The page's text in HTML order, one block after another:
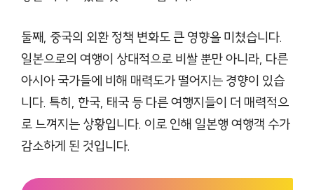
둘째, 중국의 외환 정책 변화도 큰 영향을 미쳤습니다.
일본으로의 여행이 상대적으로 비쌀 뿐만 아니라, 다른
아시아 국가들에 비해 매력도가 떨어지는 경향이 있습
니다. 특히, 한국, 태국 등 다른 여행지들이 더 매력적으
로 느껴지는 상황입니다. 이로 인해 일본행 여행객 수가
감소하게 된 것입니다.